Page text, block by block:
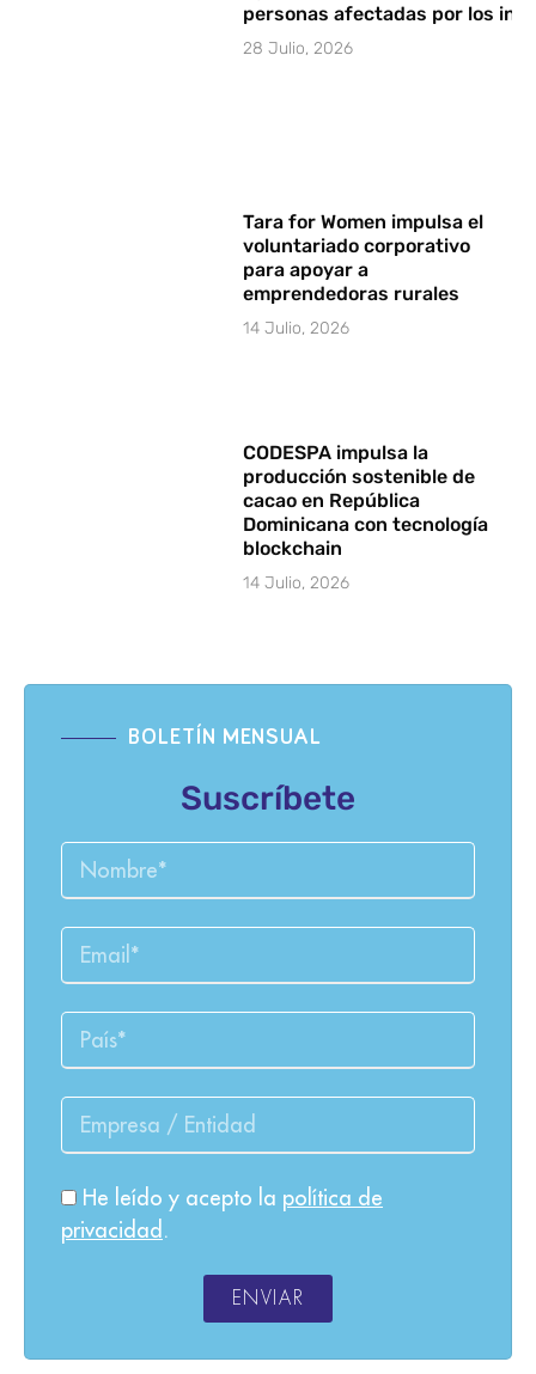
personas afectadas por los
28 Julio, 2026
Tara for Women impulsa el
voluntariado corporativo
para apoyar a
emprendedoras rurales
14 Julio, 2026
CODESPA impulsa la
producción sostenible de
cacao en República
Dominicana con tecnología
blockchain
14 Julio, 2026
BOLETÍN MENSUAL
Suscríbete
He leído y acepto la política de
privacidad .
ENVIAR